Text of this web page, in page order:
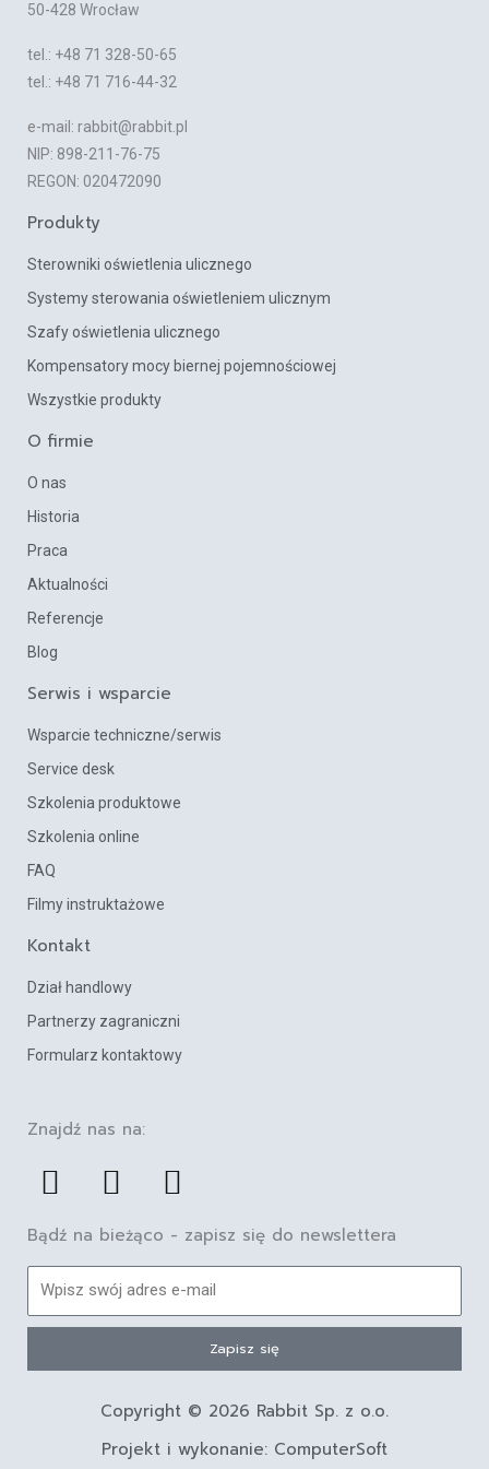
50-428 Wrocław
tel.: +48 71 328-50-65
tel.: +48 71 716-44-32
e-mail: rabbit@rabbit.pl
NIP: 898-211-76-75
REGON: 020472090
O firmie
O nas
Historia
Praca
Aktualności
Referencje
Blog
Produkty
Sterowniki oświetlenia ulicznego
Systemy sterowania oświetleniem ulicznym
Szafy oświetlenia ulicznego
Kompensatory mocy biernej pojemnościowej
Wszystkie produkty
Serwis i wsparcie
Wsparcie techniczne/serwis
Service desk
Szkolenia produktowe
Szkolenia online
FAQ
Filmy instruktażowe
Kontakt
Dział handlowy
Partnerzy zagraniczni
Formularz kontaktowy
Znajdź nas na:
F
c
e
b
o
o
L
n
k
e
d
i
n
Y
u
t
u
b
e
Bądź na bieżąco - zapisz się do newslettera
mail
Zapisz się
Copyright © 2026 Rabbit Sp. z o.o.
Projekt i wykonanie: ComputerSoft